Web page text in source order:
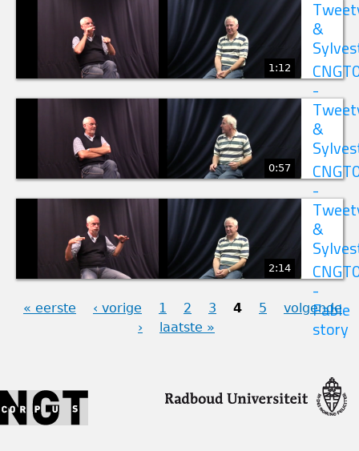
&
1:12
-
&
0:57
-
&
2:14
-
Fable
story
« eerste ‹ vorige 1 2 3 4 5
volgende
›
laatste »